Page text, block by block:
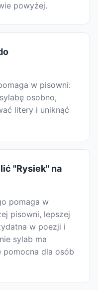
powyżej.
w pisowni:
osobno,
litery i uniknąć
"Rysiek" na
pomaga w
pisowni, lepszej
w poezji i
sylab ma
pomocna dla osób